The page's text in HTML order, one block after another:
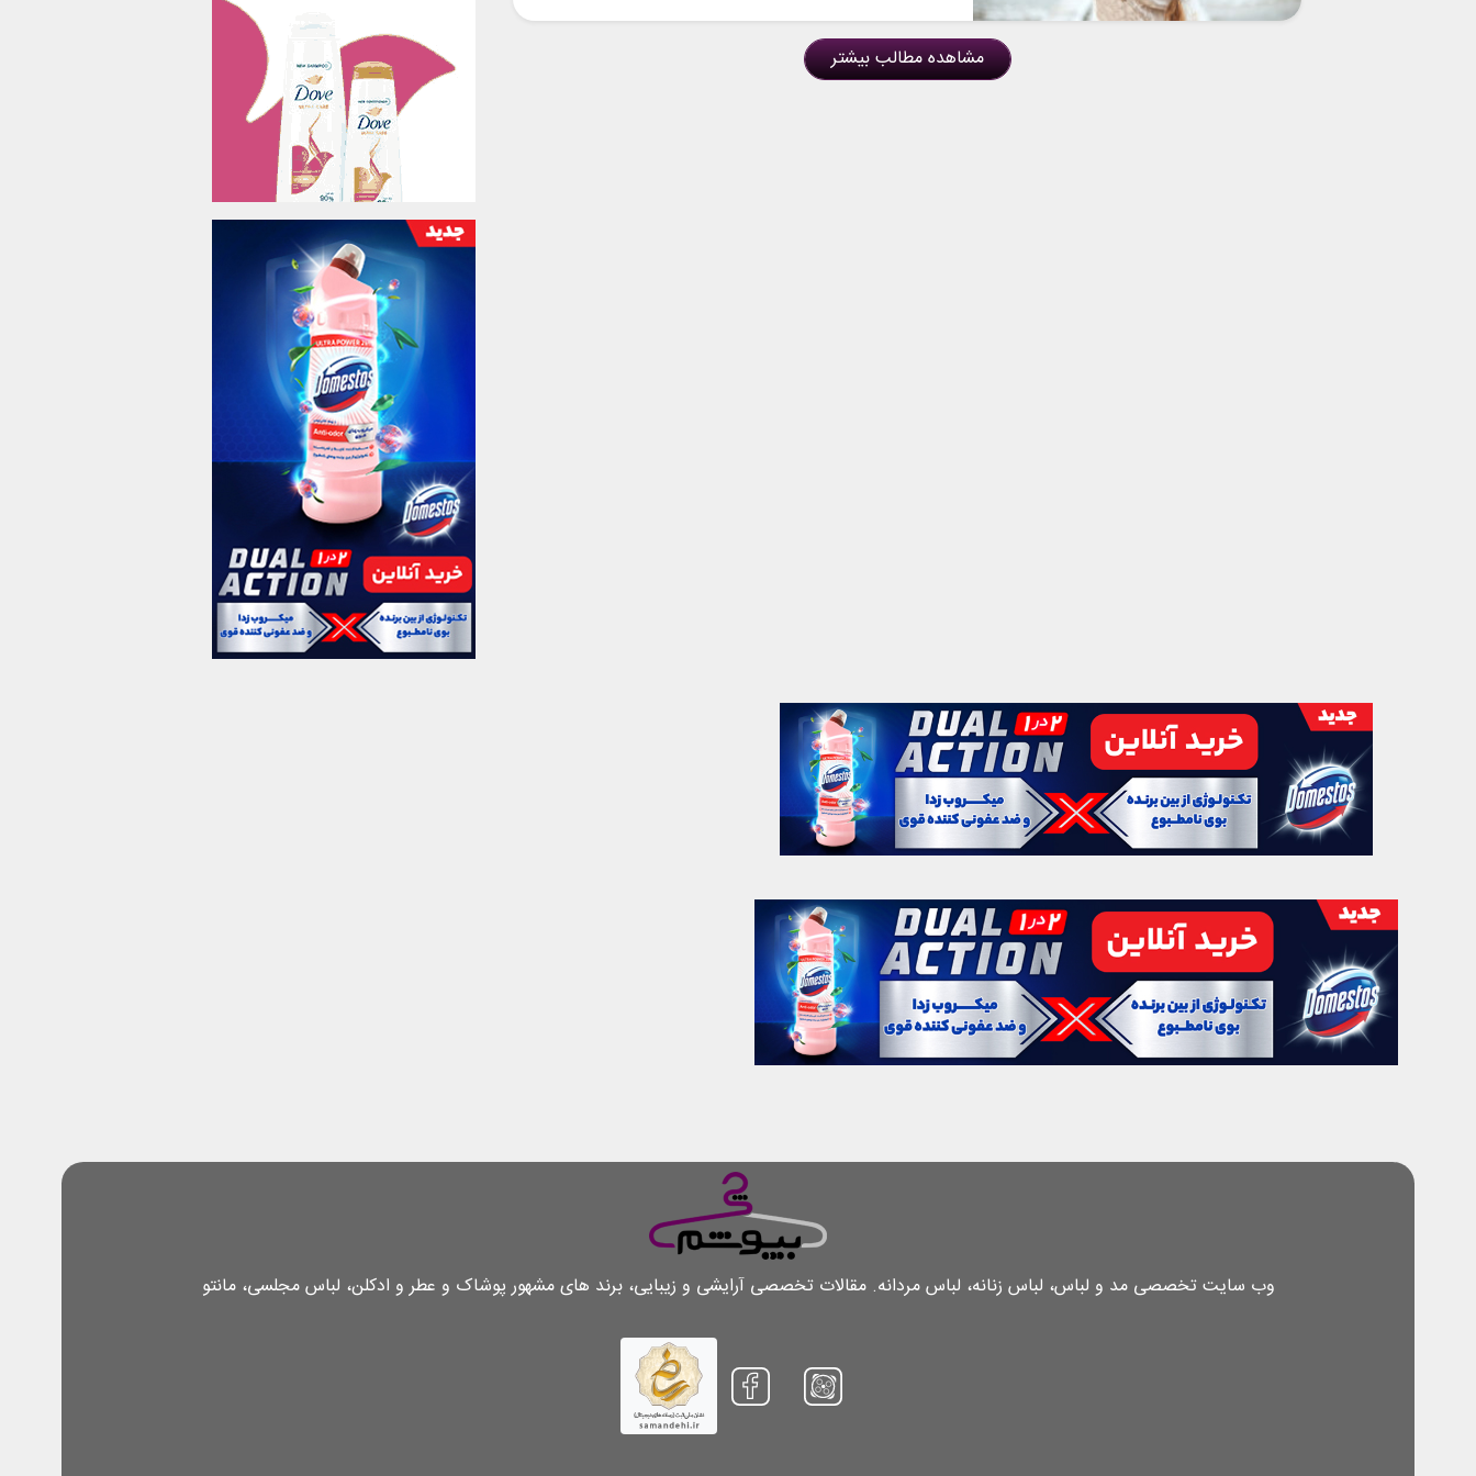
مشاهده مطالب بیشتر
وب سایت تخصصی مد و لباس، لباس زنانه، لباس مردانه. مقالات تخصصی آرایشی و زیبایی، برند های مشهور پوشاک و عطر و ادکلن، لباس مجلسی، مانتو